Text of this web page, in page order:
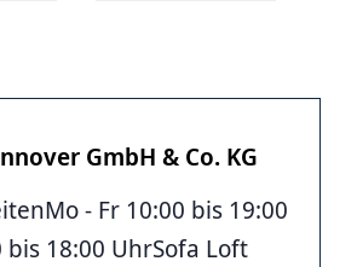
GmbH & Co. KG
- Fr 10:00 bis 19:00
bis 18:00 UhrSofa Loft